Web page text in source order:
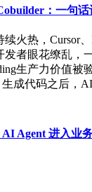
：一句
火热，Cursor
发者眼花缭乱，
生产力价值被
成代码之后，AI
Agent 进入业